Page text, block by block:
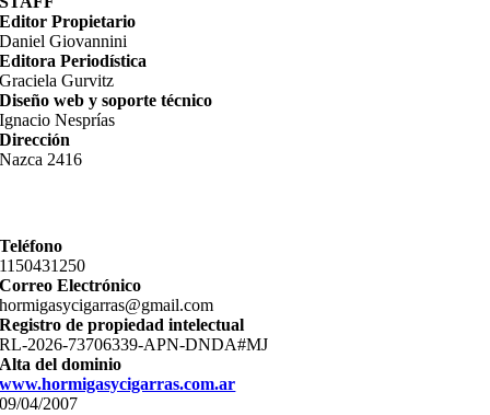
Editor Propietario
Daniel Giovannini
Editora Periodística
Graciela Gurvitz
Diseño web y soporte técnico
Ignacio Nesprías
Dirección
Nazca 2416
Teléfono
11­50431250
Correo Electrónico
hormigasycigarras@gmail.com
Registro de propiedad intelectual
RL-2026-73706339-APN-DNDA#MJ
Alta del dominio
www.hormigasycigarras.com.ar
09/04/2007